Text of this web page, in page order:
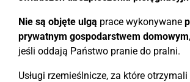
Nie są objęte ulgą prace wykonywane
prywatnym gospodarstwem domowym
jeśli oddają Państwo pranie do pralni.
Usługi rzemieślnicze, za które